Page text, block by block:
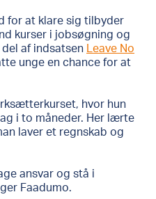
for at klare sig tilbyder
kurser i jobsøgning og
af indsatsen Leave No
unge en chance for at
hvor hun
i to måneder. Her lærte
laver et regnskab og
ansvar og stå i
Faadumo.